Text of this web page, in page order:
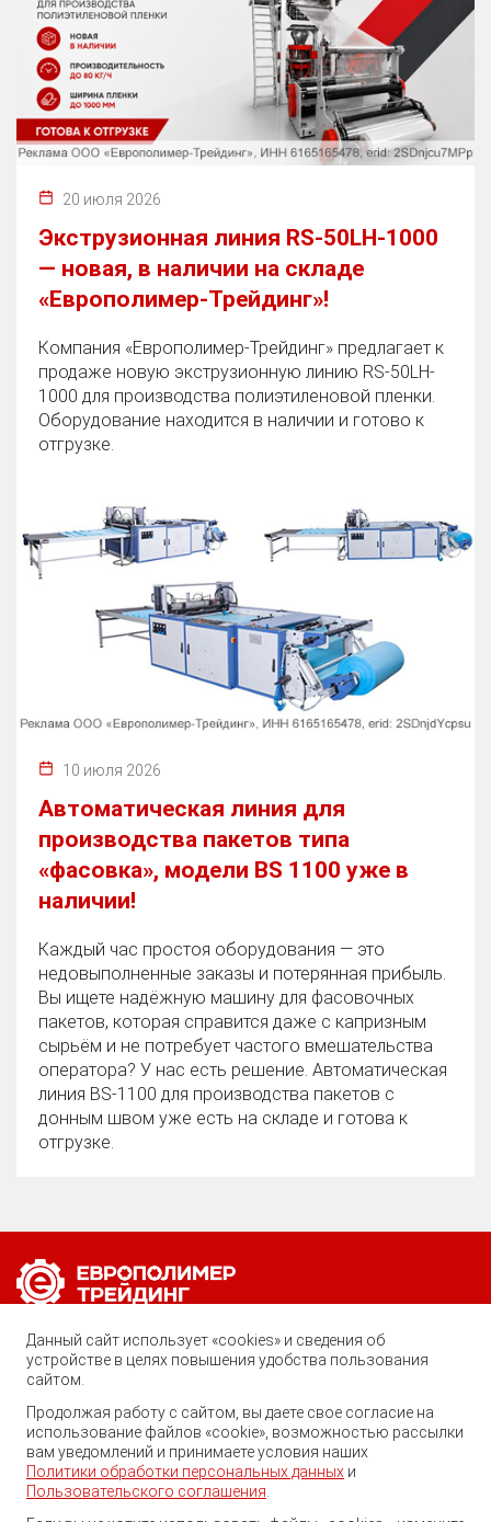
20 июля 2026
Экструзионная линия RS-50LH-1000
— новая, в наличии на складе
«Европолимер-Трейдинг»!
Компания «Европолимер-Трейдинг» предлагает к
продаже новую экструзионную линию RS-50LH-
1000 для производства полиэтиленовой пленки.
Оборудование находится в наличии и готово к
отгрузке.
10 июля 2026
Автоматическая линия для
производства пакетов типа
«фасовка», модели BS 1100 уже в
наличии!
Каждый час простоя оборудования — это
недовыполненные заказы и потерянная прибыль.
Вы ищете надёжную машину для фасовочных
пакетов, которая справится даже с капризным
сырьём и не потребует частого вмешательства
оператора? У нас есть решение. Автоматическая
линия BS‑1100 для производства пакетов с
донным швом уже есть на складе и готова к
отгрузке.
Позвоните нам по любому вопросу:
8 (800) 222-40-61
Ростов-на-Дону, ул. Вавилова, 59
trade@ep-group.ru
Данный сайт использует «cookies» и сведения об
устройстве в целях повышения удобства пользования
сайтом.
Продолжая работу с сайтом, вы даете свое согласие на
использование файлов «cookie», возможностью рассылки
вам уведомлений и принимаете условия наших
Политики обработки персональных данных и
Пользовательского соглашения